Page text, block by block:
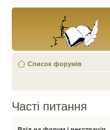
Список форумів
Часті питання